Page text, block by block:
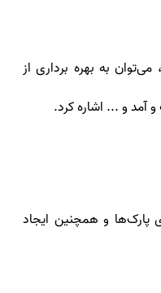
به بهره برداری از
آمد و ... اشاره کرد.
پارک‌ها و همچنین ایجاد